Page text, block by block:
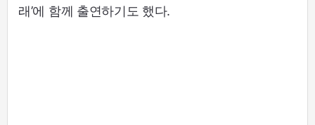
래’에 함께 출연하기도 했다.